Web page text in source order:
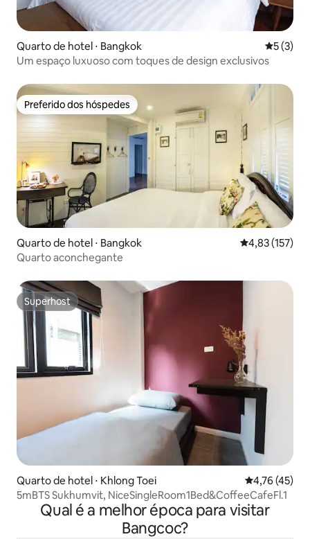
Quarto de hotel ⋅ Bangkok 5 de
5 (3)
Um espaço luxuoso com toques de design exclusivos
Preferido dos hóspedes
Preferido dos hóspedes
Quarto de hotel ⋅ Bangkok 4,83 de uma
4,83 (157)
Quarto aconchegante
Superhost
Superhost
Quarto de hotel ⋅ Khlong Toei 4,76 de uma
4,76 (45)
5mBTS Sukhumvit, NiceSingleRoom1Bed&CoffeeCafeFl.1
Qual é a melhor época para visitar
Bangcoc?